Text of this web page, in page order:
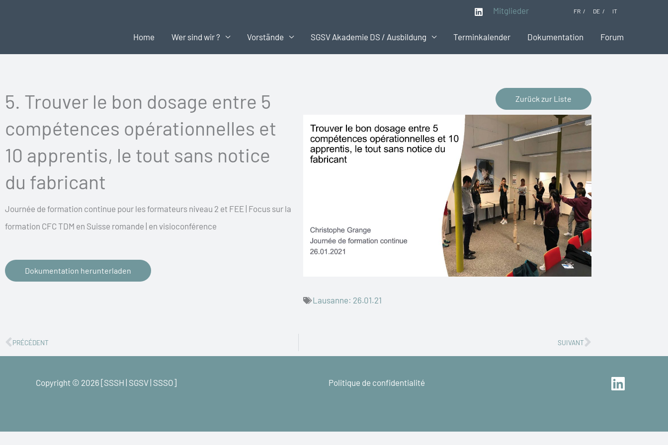
Mitglieder FR DE IT
Home Wer sind wir ? Vorstände SGSV Akademie DS / Ausbildung Terminkalender Dokumentation Forum
5. Trouver le bon dosage entre 5
compétences opérationnelles et
10 apprentis, le tout sans notice
du fabricant
Journée de formation continue pour les formateurs niveau 2 et FEE | Focus sur la
formation CFC TDM en Suisse romande | en visioconférence
Dokumentation herunterladen
Zurück zur Liste
Lausanne: 26.01.21
Zurück
PRÉCÉDENT SUIVANTNächster
Copyright © 2026 [SSSH | SGSV | SSSO] Politique de confidentialité